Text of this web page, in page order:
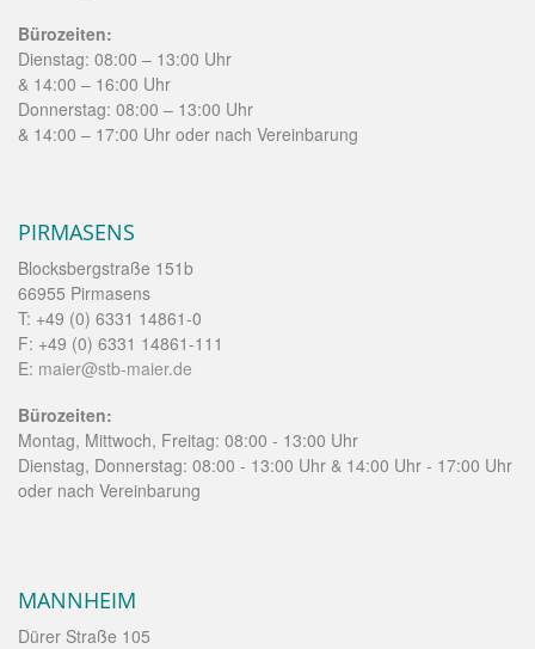
Bürozeiten:
Dienstag: 08:00 – 13:00 Uhr
& 14:00 – 16:00 Uhr
Donnerstag: 08:00 – 13:00 Uhr
& 14:00 – 17:00 Uhr oder nach Vereinbarung
PIRMASENS
Blocksbergstraße 151b
66955 Pirmasens
T: +49 (0) 6331 14861-0
F: +49 (0) 6331 14861-111
E: maier@stb-maier.de
Bürozeiten:
Montag, Mittwoch, Freitag: 08:00 - 13:00 Uhr
Dienstag, Donnerstag: 08:00 - 13:00 Uhr & 14:00 Uhr - 17:00 Uhr
oder nach Vereinbarung
MANNHEIM
Dürer Straße 105